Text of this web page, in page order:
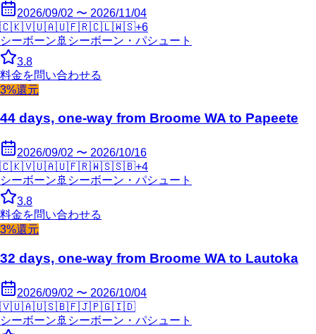
2026/09/02 〜 2026/11/04
🇨🇰🇻🇺🇦🇺🇫🇷🇨🇱🇼🇸+6
シーボーン 🚢 シーボーン・パシュート
3.8
料金を問い合わせる
3%還元
44 days, one-way from Broome WA to Papeete
2026/09/02 〜 2026/10/16
🇨🇰🇻🇺🇦🇺🇫🇷🇼🇸🇸🇧+4
シーボーン 🚢 シーボーン・パシュート
3.8
料金を問い合わせる
3%還元
32 days, one-way from Broome WA to Lautoka
2026/09/02 〜 2026/10/04
🇻🇺🇦🇺🇸🇧🇫🇯🇵🇬🇮🇩
シーボーン 🚢 シーボーン・パシュート